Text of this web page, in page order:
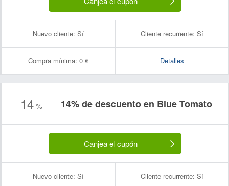
Nuevo cliente: Sí Cliente recurrente: Sí
Compra mínima: 0 € Detalles
14 % 14% de descuento en Blue Tomato
Canjea el cupón
Nuevo cliente: Sí Cliente recurrente: Sí